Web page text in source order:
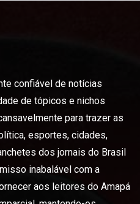
confiável de notícias
de tópicos e nichos
para trazer as
esportes, cidades,
dos jornais do Brasil
inabalável com a
aos leitores do Amapá